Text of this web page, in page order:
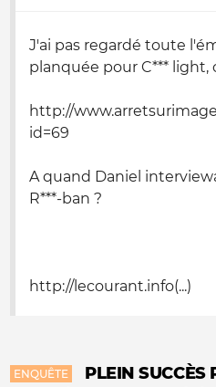
J'ai pas regardé toute
planquée pour C*** light,
http://
id=69
A quand Daniel
R***-ban ?
http://lecourant.info(...)
ENQUÊTE
PLEIN SUCCÈS